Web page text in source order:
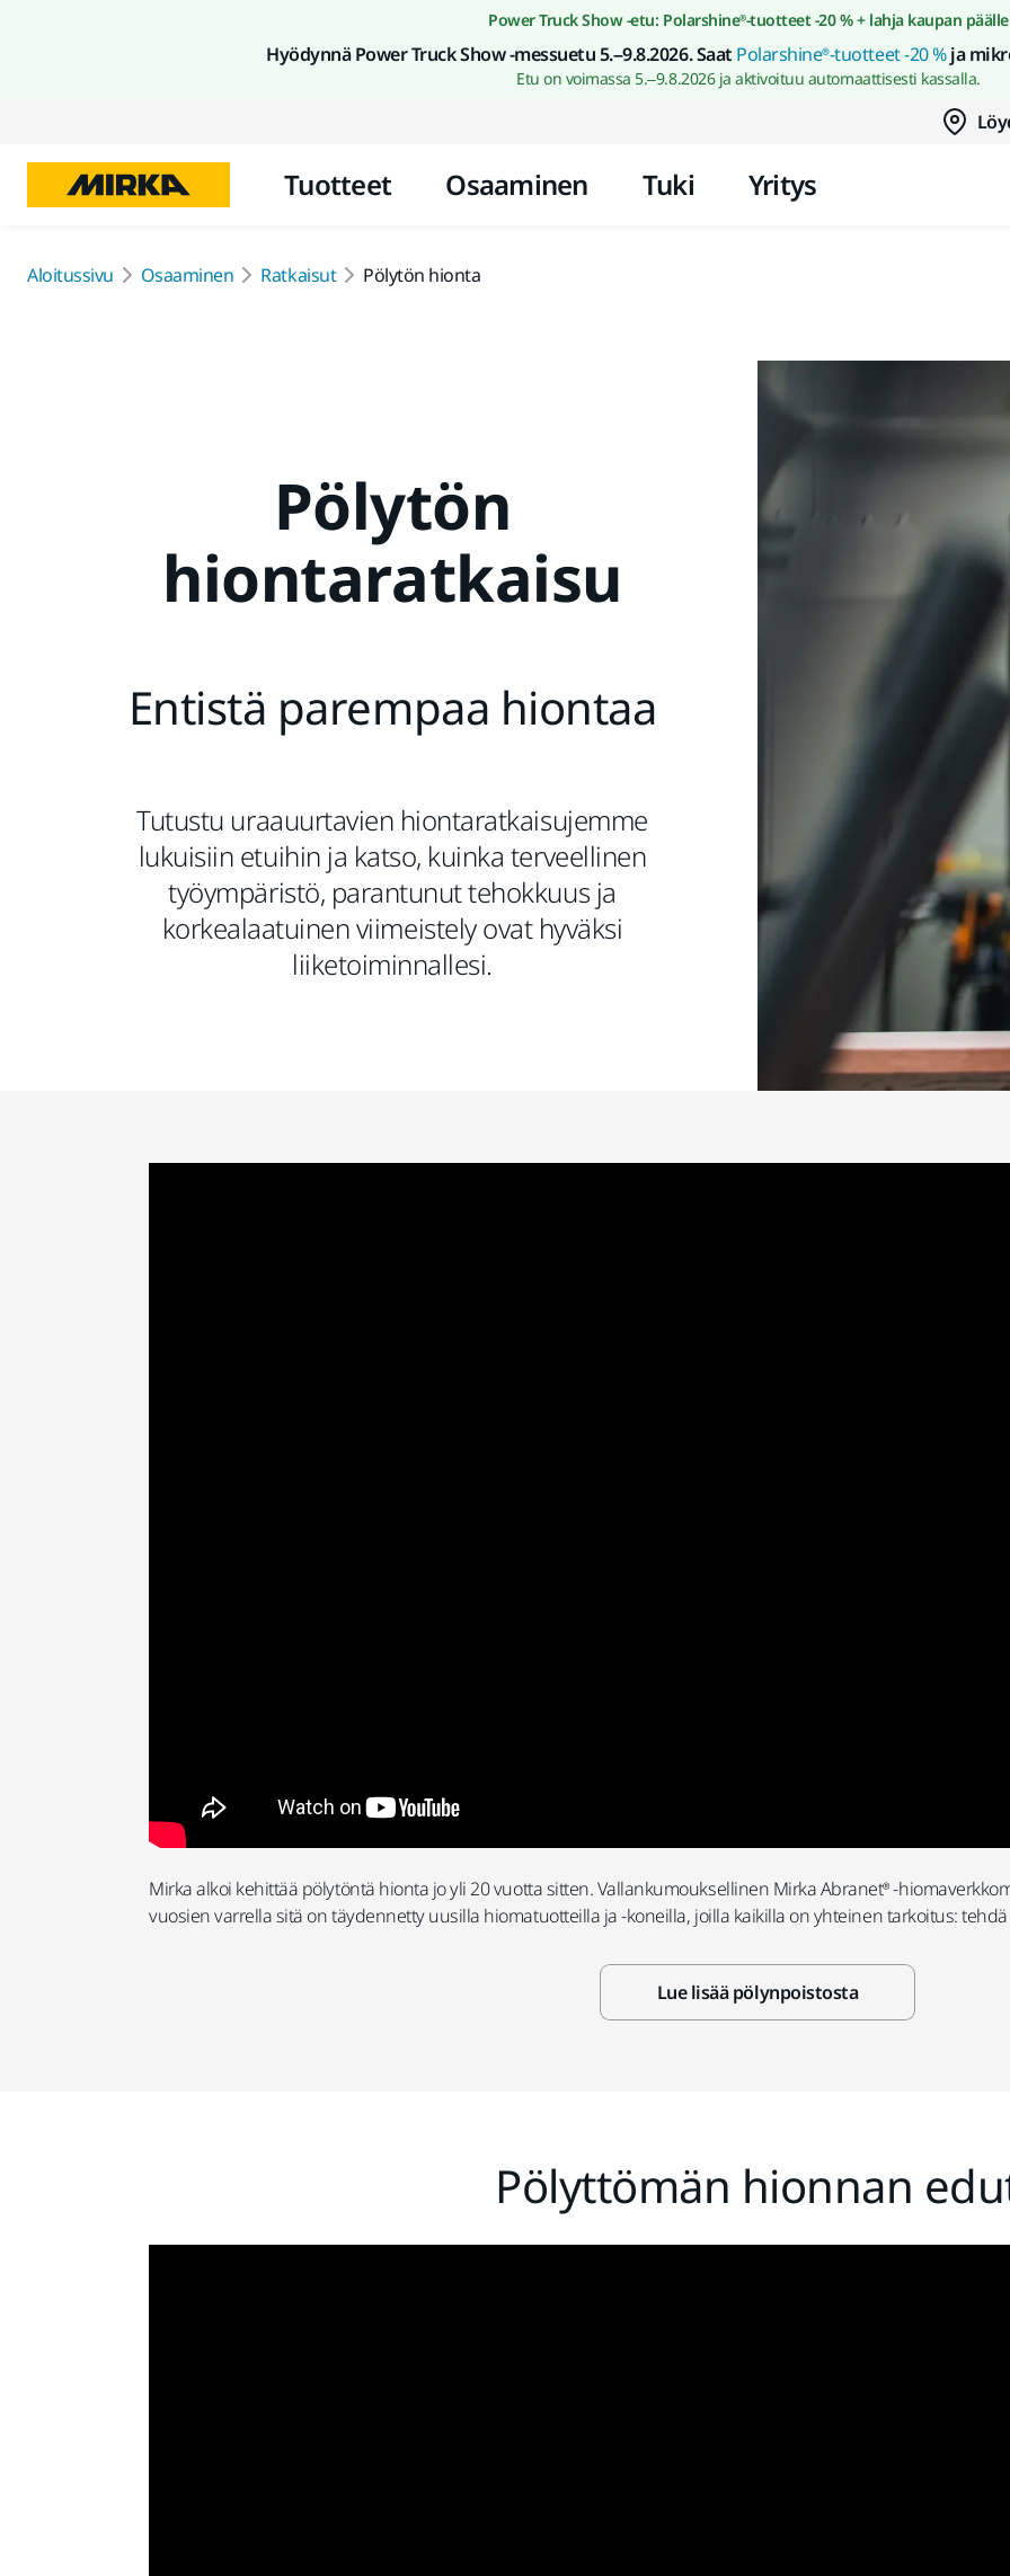
Siirry sisältöön
Power Truck Show -etu: Polarshine®-tuotteet -20 % + lahja kaupan päälle
Hyödynnä Power Truck Show -messuetu 5.–9.8.2026. Saat Polarshine®-tuotteet -20 %ja
Etu on voimassa 5.–9.8.2026 ja aktivoituu automaattisesti kassalla.
Tuotteet Osaaminen Tuki Yritys
Aloitussivu Osaaminen Ratkaisut Pölytön hionta
Pölytön
hiontaratkaisu
Entistä parempaa hiontaa
Tutustu uraauurtavien hiontaratkaisujemme
lukuisiin etuihin ja katso, kuinka terveellinen
työympäristö, parantunut tehokkuus ja
korkealaatuinen viimeistely ovat hyväksi
liiketoiminnallesi.
Mirka alkoi kehittää pölytöntä hionta jo yli 20 vuotta sitten. Vallankumouksellinen Mirka Abranet® -
vuosien varrella sitä on täydennetty uusilla hiomatuotteilla ja -koneilla, joilla kaikilla on yhteinen tarkoitus:
Lue lisää pölynpoistosta
Pölyttömän hionnan